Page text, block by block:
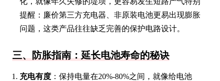
提醒：廉价第三方充电器、非原装电池更易出现膨胀
问题，这类产品往往缺乏完善的保护电路设计。
三、防胀指南：延长电池寿命的秘诀
充电有度 ：保持电量在20%-80%之间，就像给电池